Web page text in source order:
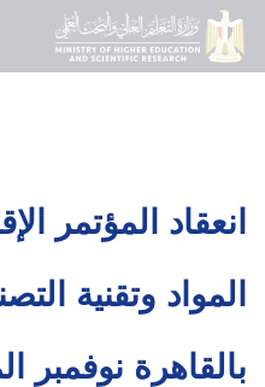
انعقاد المؤتمر
بالقاهرة نوفمبر